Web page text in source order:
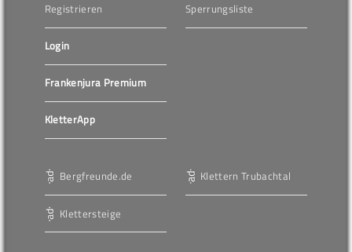
Registrieren
Login
Frankenjura Premium
KletterApp
Sperrungsliste
Bergfreunde.de
Klettersteige
Klettern Trubachtal